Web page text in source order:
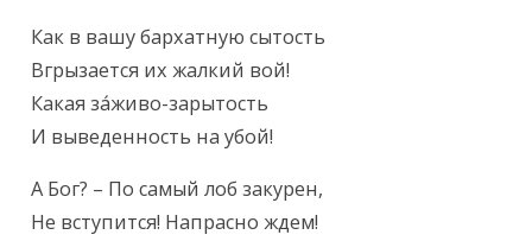
Как в вашу бархатную сытость
Вгрызается их жалкий вой!
Какая за́живо-зарытость
И выведенность на убой!
А Бог? – По самый лоб закурен,
Не вступится! Напрасно ждем!